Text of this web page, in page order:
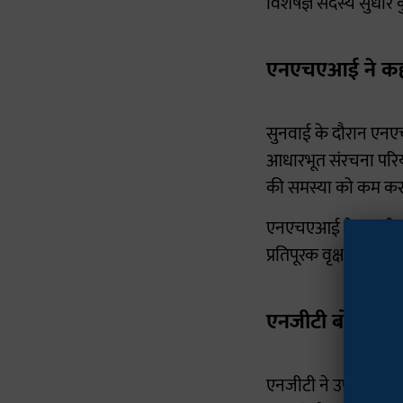
एनएचएआई ने
सुनवाई के दौरान
आधारभूत संरचना
की समस्या को कम
एनएचएआई ने यह भी
प्रतिपूरक वृक्षारोपण
एनजीटी बोला-
एनजीटी ने उपलब्ध